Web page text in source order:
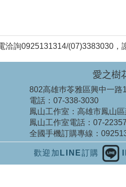
詢0925131314/(07)3383030，
愛之樹
802高雄巿苓雅區興中一路
電話： 07-338-3030
鳳山工作室： 高雄市鳳山
鳳山工作室電話： 07-
全國手機訂購專線：
歡迎加LINE訂購